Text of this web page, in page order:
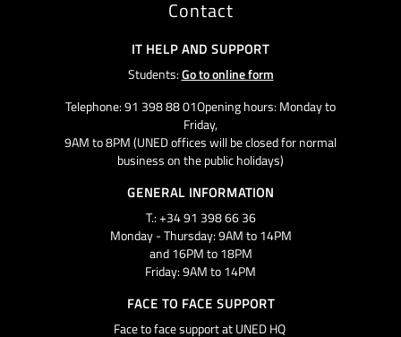
Contact
IT HELP AND SUPPORT
Students:Go to online form
Telephone: 91 398 88 01Opening hours: Monday to
Friday,
9AM to 8PM (UNED offices will be closed for normal
business on the public holidays)
GENERAL INFORMATION
T.: +34 91 398 66 36
Monday - Thursday: 9AM to 14PM
and 16PM to 18PM
Friday: 9AM to 14PM
FACE TO FACE SUPPORT
Face to face support at UNED HQ